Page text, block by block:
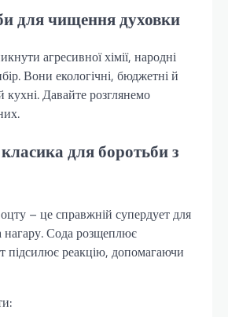
для чищення духовки
агресивної хімії, народні
Вони екологічні, бюджетні й
кухні. Давайте розглянемо
для боротьби з
– це справжній супердует для
Сода розщеплює
підсилює реакцію, допомагаючи